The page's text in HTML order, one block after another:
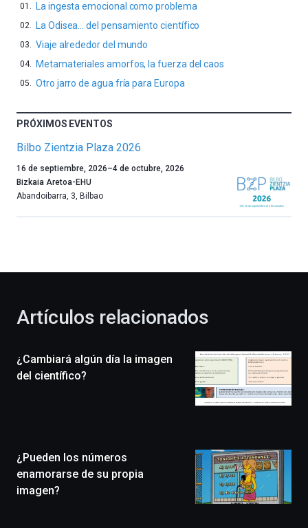
La ingesta emocional como problema
La Odisea… del pensamiento científico
Viaje alrededor del mundo
Metamateriales amorfos, la fuerza del caos
Otro jarro de agua fría para Europa
PRÓXIMOS EVENTOS
Bilbo Zientzia Plaza 2026
Un
año
más,
celebración
novena
edición
un
festival
que
llenará
16 de septiembre, 2026–4 de octubre, 2026
Bizkaia Aretoa-EHU
Abandoibarra, 3, Bilbao
Artículos relacionados
¿Cambiará algún día la imagen
del científico?
¿Pueden los números
enamorarse de su propia
imagen?